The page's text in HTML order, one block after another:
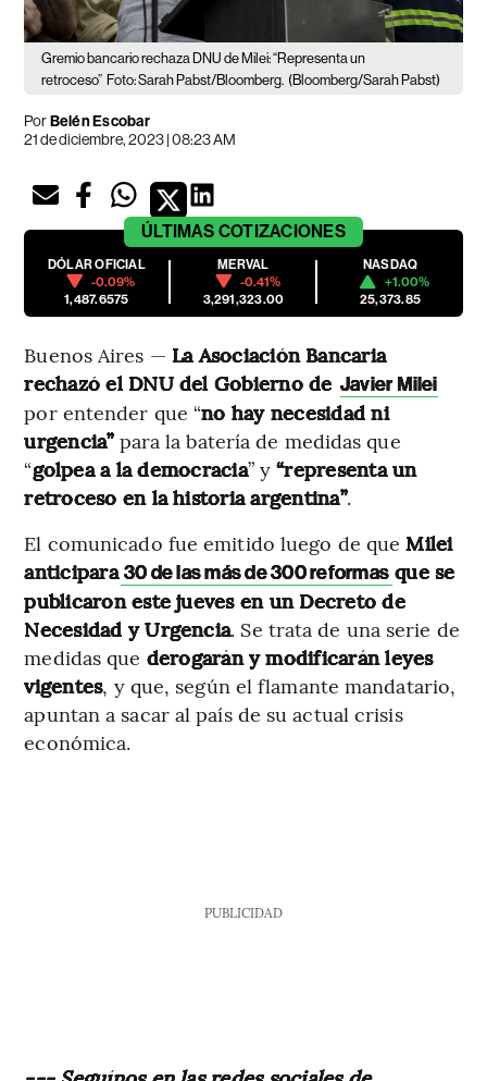
Gremio bancario rechaza DNU de Milei: “Representa un
retroceso” Foto: Sarah Pabst/Bloomberg. (Bloomberg/Sarah Pabst)
PorBelén Escobar
21 de diciembre, 2023 | 08:23 AM
ÚLTIMAS COTIZACIONES
DÓLAR OFICIAL
-0.09%
1,487.6575
MERVAL
-0.41%
3,291,323.00
NASDAQ
+1.00%
25,373.85
Buenos Aires — La Asociación Bancaria
rechazó el DNU del Gobierno de Javier Milei
por entender que “no hay necesidad ni
urgencia”para la batería de medidas que
“golpea a la democracia” y“representa un
retroceso en la historia argentina”.
El comunicado fue emitido luego de que Milei
anticipara 30 de las más de 300 reformas que se
publicaron este jueves en un Decreto de
Necesidad y Urgencia. Se trata de una serie de
medidas que derogarán y modificarán leyes
vigentes, y que, según el flamante mandatario,
apuntan a sacar al país de su actual crisis
económica.
PUBLICIDAD